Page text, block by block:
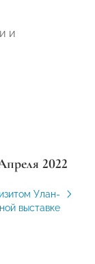
и
2022
Улан-
выставке